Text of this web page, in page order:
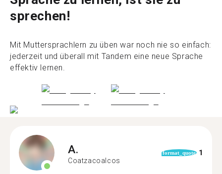
sprechen!
Mit Muttersprachlern zu üben war noch nie so einfach:
jederzeit und überall mit Tandem eine neue Sprache
effektiv lernen.
A.
Coatzacoalcos
format_quote 1